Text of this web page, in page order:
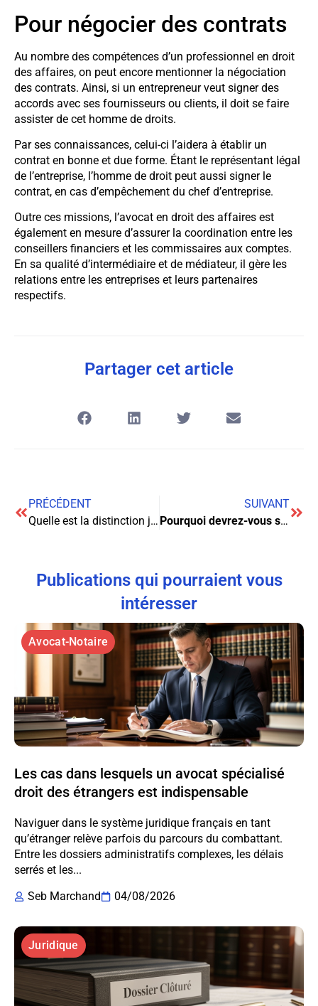
Pour négocier des contrats
Au nombre des compétences d’un professionnel en droit
des affaires, on peut encore mentionner la négociation
des contrats. Ainsi, si un entrepreneur veut signer des
accords avec ses fournisseurs ou clients, il doit se faire
assister de cet homme de droits.
Par ses connaissances, celui-ci l’aidera à établir un
contrat en bonne et due forme. Étant le représentant légal
de l’entreprise, l’homme de droit peut aussi signer le
contrat, en cas d’empêchement du chef d’entreprise.
Outre ces missions, l’avocat en droit des affaires est
également en mesure d’assurer la coordination entre les
conseillers financiers et les commissaires aux comptes.
En sa qualité d’intermédiaire et de médiateur, il gère les
relations entre les entreprises et leurs partenaires
respectifs.
Partager cet article
PRÉCÉDENT
Quelle est la distinction juridique des biens et des choses ?
SUIVANT
Pourquoi devrez-vous souscrire à une assurance trottinette électrique ?
Publications qui pourraient vous
intéresser
Avocat-Notaire
Les cas dans lesquels un avocat spécialisé
droit des étrangers est indispensable
Naviguer dans le système juridique français en tant
qu’étranger relève parfois du parcours du combattant.
Entre les dossiers administratifs complexes, les délais
serrés et les...
Seb Marchand
04/08/2026
Juridique